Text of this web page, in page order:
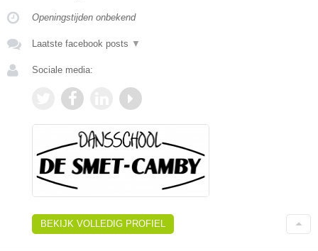
Openingstijden onbekend
Laatste facebook posts ▼
Sociale media:
BEKIJK VOLLEDIG PROFIEL